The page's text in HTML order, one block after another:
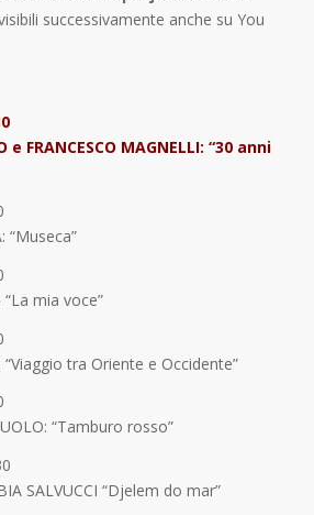
successivamente anche su You
e FRANCESCO MAGNELLI: “30 anni
“Museca”
“La mia voce”
“Viaggio tra Oriente e Occidente”
“Tamburo rosso”
SALVUCCI “Djelem do mar”